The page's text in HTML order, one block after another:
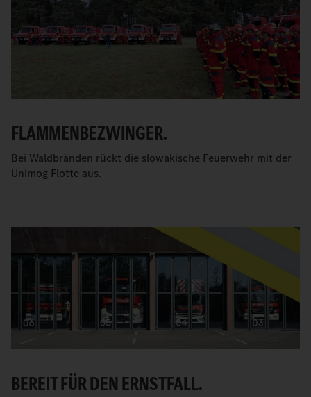
FLAMMENBEZWINGER.
Bei Waldbränden rückt die slowakische Feuerwehr mit der
Unimog Flotte aus.
BEREIT FÜR DEN ERNSTFALL.